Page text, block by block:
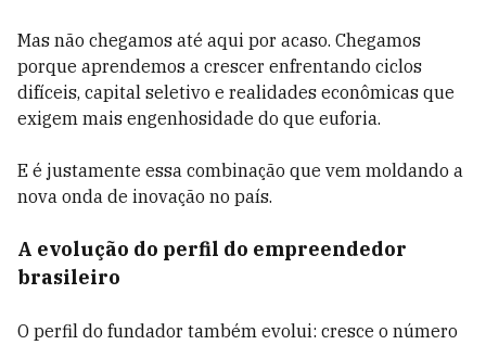
Mas não chegamos até aqui por acaso. Chegamos
porque aprendemos a crescer enfrentando ciclos
difíceis, capital seletivo e realidades econômicas que
exigem mais engenhosidade do que euforia.
E é justamente essa combinação que vem moldando a
nova onda de inovação no país.
A evolução do perfil do empreendedor
brasileiro
O perfil do fundador também evolui: cresce o número